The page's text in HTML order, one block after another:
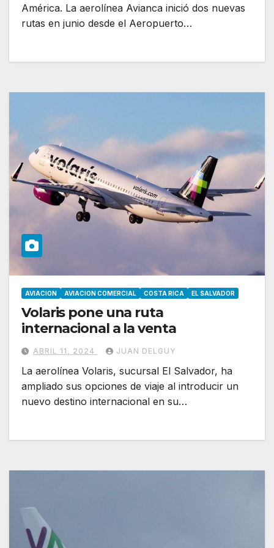
América. La aerolínea Avianca inició dos nuevas
rutas en junio desde el Aeropuerto…
AVIACION AVIACION COMERCIAL COSTA RICA EL SALVADOR
Volaris pone una ruta
internacional a la venta
ABRIL 11, 2024 JUAN DELGUY
La aerolínea Volaris, sucursal El Salvador, ha
ampliado sus opciones de viaje al introducir un
nuevo destino internacional en su…